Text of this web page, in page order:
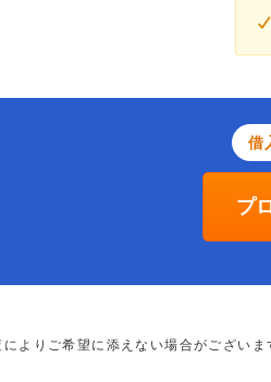
借
プ
よりご希望に添えない場合がございま